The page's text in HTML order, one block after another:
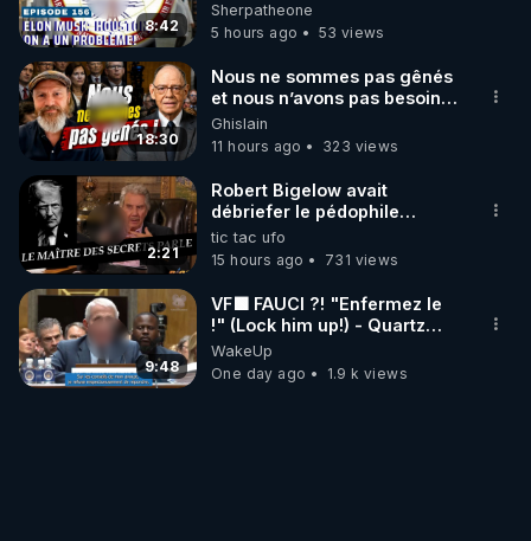
8:42
Houston , on a un problème !
Sherpatheone
5 hours ago
53 views
18:30
Nous ne sommes pas gênés
et nous n’avons pas besoin
de nous excuser ! #jw
#jehovah #collegecentral
Ghislain
11 hours ago
323 views
2:21
Robert Bigelow avait
débriefer le pédophile
génocidaire de donald j
trump
tic tac ufo
15 hours ago
731 views
9:48
VF🟩 FAUCI ?! "Enfermez le
!" (Lock him up!) - Quartz
Traduction
WakeUp
One day ago
1.9 k views